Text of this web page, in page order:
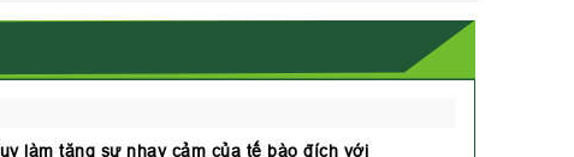
làm tăng sự nhạy cảm của tế bào đích với